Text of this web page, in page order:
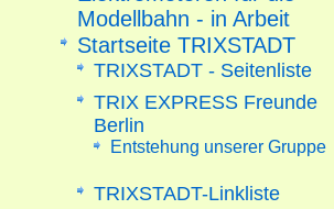
Modellbahn - in Arbeit
Startseite TRIXSTADT
TRIXSTADT - Seitenliste
TRIX EXPRESS Freunde
Berlin
Entstehung unserer Gruppe
TRIXSTADT-Linkliste